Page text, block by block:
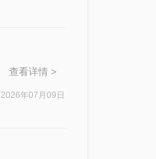
查看详情 >
2026年07月09日